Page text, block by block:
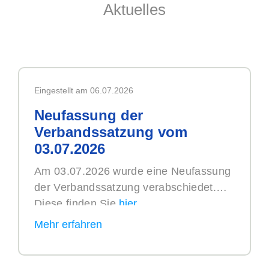
Aktuelles
Eingestellt am 06.07.2026
Neufassung der
Verbandssatzung vom
03.07.2026
Am 03.07.2026 wurde eine Neufassung
der Verbandssatzung verabschiedet.
Diese finden Sie hier